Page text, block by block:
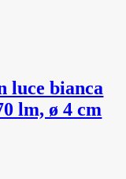
luce bianca
lm, ø 4 cm